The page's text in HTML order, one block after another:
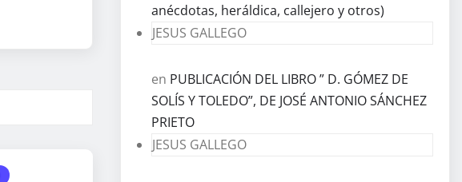
anécdotas, heráldica, callejero y otros)
JESUS GALLEGO
en PUBLICACIÓN DEL LIBRO ” D. GÓMEZ DE
SOLÍS Y TOLEDO”, DE JOSÉ ANTONIO SÁNCHEZ
PRIETO
JESUS GALLEGO